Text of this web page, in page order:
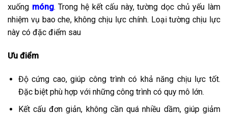
xuống móng. Trong hệ kết cấu này, tường dọc chủ yếu làm
nhiệm vụ bao che, không chịu lực chính. Loại tường chịu lực
này có đặc điểm sau
Ưu điểm
Độ cứng cao, giúp công trình có khả năng chịu lực tốt.
Đặc biệt phù hợp với những công trình có quy mô lớn.
Kết cấu đơn giản, không cần quá nhiều dầm, giúp giảm